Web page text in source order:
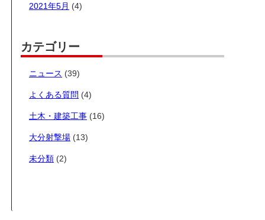
2021年5月 (4)
カテゴリー
ニュース (39)
よくある質問 (4)
土木・建築工事(16)
大分射撃場(13)
未分類(2)